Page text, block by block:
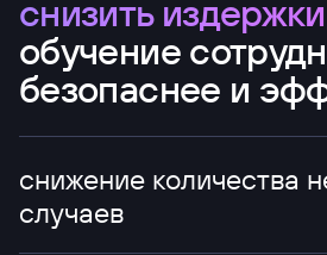
снизить
обучение
безопаснее и
снижение количества
случаев